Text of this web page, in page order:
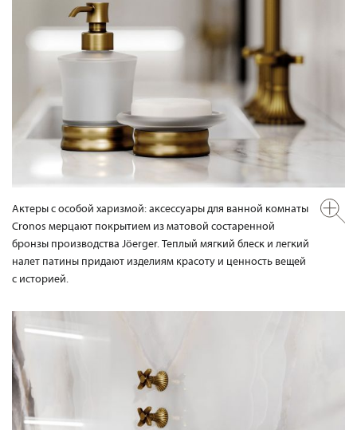
Актеры с особой харизмой: аксессуары для ванной комнаты
Cronos мерцают покрытием из матовой состаренной
бронзы производства Jöerger. Теплый мягкий блеск и легкий
налет патины придают изделиям красоту и ценность вещей
с историей.